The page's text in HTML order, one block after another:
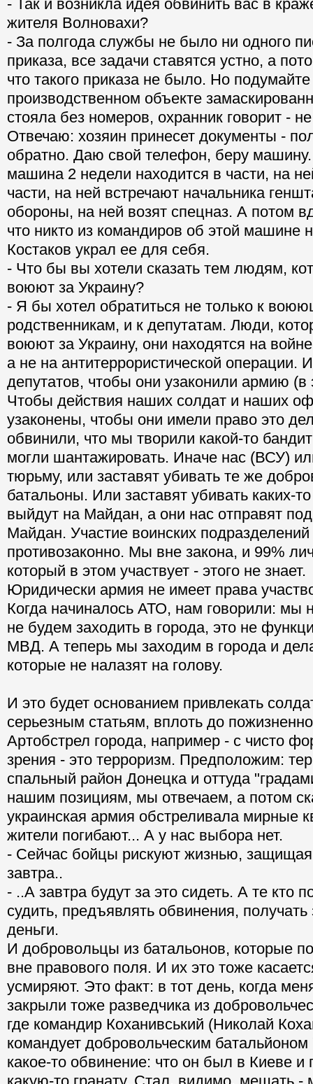
- Так и возникла идея обвинить вас в
жителя Волновахи?
- За полгода службы не было ни одного
приказа, все задачи ставятся устно, а
что такого приказа не было. Но
производственном объекте
стояла без номеров, охранник говорит -
Отвечаю: хозяин принесет документы -
обратно. Даю свой телефон, беру
машина 2 недели находится в части, на
части, на ней встречают начальника
обороны, на ней возят спецназ. А потом
что никто из командиров об этой машине
Костаков украл ее для себя.
- Что бы вы хотели сказать тем людям,
воюют за Украину?
- Я бы хотел обратиться не только к
родственникам, и к депутатам. Люди,
воюют за Украину, они находятся на
а не на антитеррористической операции.
депутатов, чтобы они узаконили армию (в
Чтобы действия наших солдат и наших
узаконены, чтобы они имели право это
обвинили, что мы творили какой-то
могли шантажировать. Иначе нас (ВСУ)
тюрьму, или заставят убивать те же
батальоны. Или заставят убивать каких-
выйдут на Майдан, а они нас отправят
Майдан. Участие воинских
противозаконно. Мы вне закона, и 99%
который в этом участвует - этого не знает.
Юридически армия не имеет права
Когда начиналось АТО, нам говорили: мы
не будем заходить в города, это не
МВД. А теперь мы заходим в города и
которые не налазят на голову.
И это будет основанием привлекать
серьезным статьям, вплоть до
Артобстрел города, например - с чисто
зрения - это терроризм. Предположим:
спальный район Донецка и оттуда
нашим позициям, мы отвечаем, а потом
украинская армия обстреливала мирные
жители погибают... А у нас выбора нет.
- Сейчас бойцы рискуют жизнью, защищая
завтра..
- ..А завтра будут за это сидеть. А те кто
судить, предъявлять обвинения, получать
деньги.
И добровольцы из батальонов, которые
вне правового поля. И их это тоже
усмиряют. Это факт: в тот день, когда
закрыли тоже разведчика из
где командир Коханивський (Николай
командует добровольческим
какое-то обвинение: что он был в Киеве и